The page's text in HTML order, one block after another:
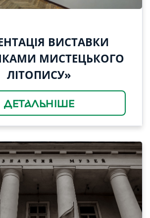
ВИСТАВКИ
МИСТЕЦЬКОГО
ЛІТОПИСУ»
ДЕТАЛЬНІШЕ